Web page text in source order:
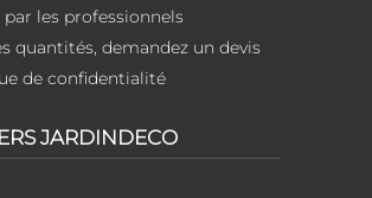
les professionnels
quantités, demandez un devis
de confidentialité
JARDINDECO